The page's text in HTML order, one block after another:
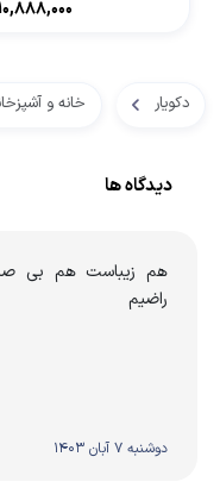
دکویار خانه و
دیدگاه ها
هم زیباست هم بی
راضیم
دوشنبه 7 آبان 1403